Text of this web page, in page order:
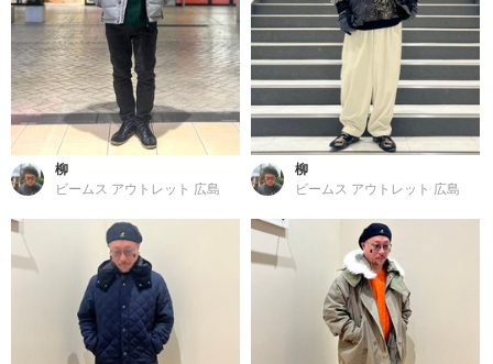
柳
ビームス アウトレット 広島
柳
ビームス アウトレット 広島